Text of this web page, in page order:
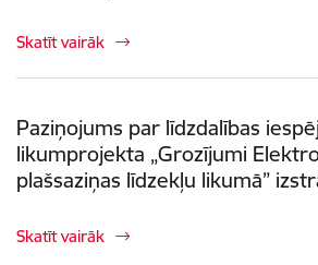
Skatīt vairāk
Paziņojums par līdzdalības
likumprojekta „Grozījumi
plašsaziņas līdzekļu likumā”
Skatīt vairāk